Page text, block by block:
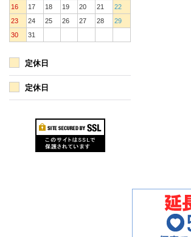
16
17 18 19 20 21
22
23
24 25 26 27 28
29
30
31
定休日
定休日